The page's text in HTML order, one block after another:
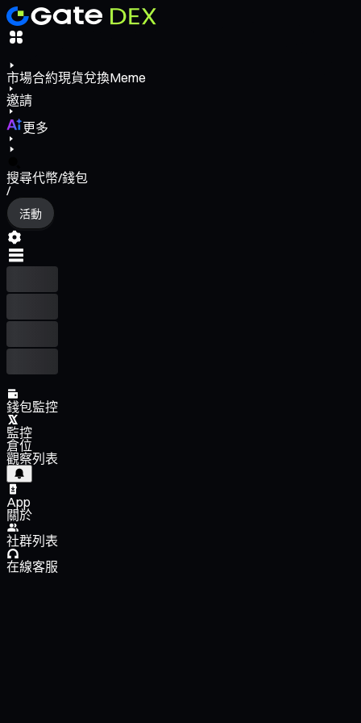
市場合約現貨兌換Meme
邀請
更多
搜尋代幣/錢包
/
活動
錢包監控
監控
倉位
觀察列表
App
關於
社群列表
在線客服